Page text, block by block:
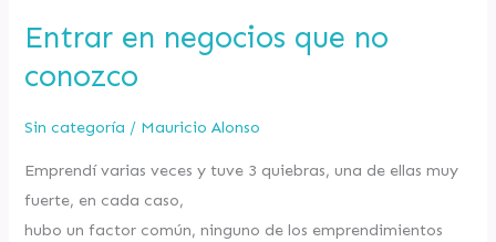
Entrar en negocios que no
conozco
Sin categoría / Mauricio Alonso
Emprendí varias veces y tuve 3 quiebras, una de ellas muy
fuerte, en cada caso,
hubo un factor común, ninguno de los emprendimientos
negocios
conozco